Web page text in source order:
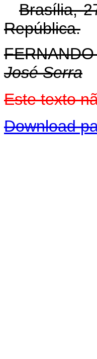
Brasília,
República.
José Serra
Este texto
Download